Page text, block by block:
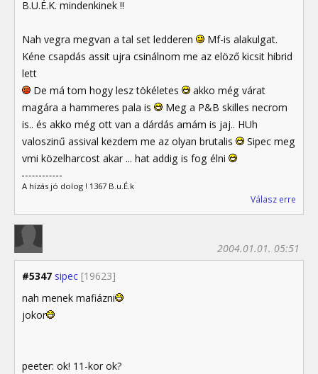
B.U.É.K. mindenkinek !!
Nah vegra megvan a tal set ledderen
Mf-is alakulgat.
Kéne csapdás assit ujra csinálnom me az elöző kicsit hibrid
lett
De má tom hogy lesz tökéletes
akko még várat
magára a hammeres pala is
Meg a P&B skilles necrom
is.. és akko még ott van a dárdás amám is jaj.. HUh
valoszinű assival kezdem me az olyan brutalis
Sipec meg
vmi közelharcost akar ... hat addig is fog élni
A hízás jó dolog ! 1367 B.u.É.k
Válasz erre
#5347 sipec [19623]
2004.01.01. 05:51
nah menek mafiázni
jokor
peeter: ok! 11-kor ok?